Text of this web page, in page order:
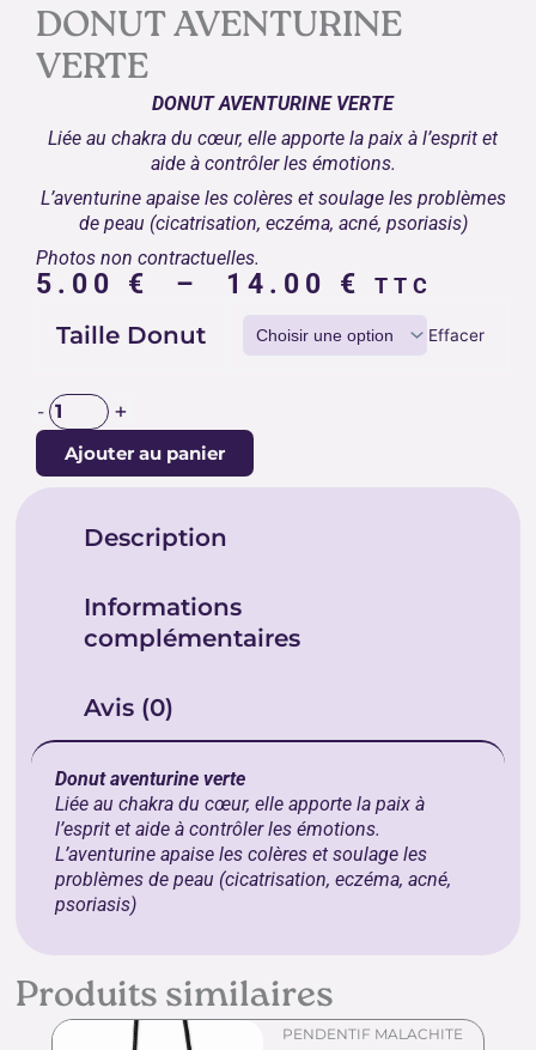
DONUT AVENTURINE
VERTE
DONUT AVENTURINE VERTE
Liée au chakra du cœur, elle apporte la paix à l’esprit et
aide à contrôler les émotions.
L’aventurine apaise les colères et soulage les problèmes
de peau (cicatrisation, eczéma, acné, psoriasis)
Photos non contractuelles.
5.00 € – 14.00 € Plage
de
prix :
TTC
Taille Donut Effacer
-
AVENTURINE
VERTE
+
Ajouter au panier
Description
Informations
complémentaires
Avis (0)
Donut aventurine verte
Liée au chakra du cœur, elle apporte la paix à
l’esprit et aide à contrôler les émotions.
L’aventurine apaise les colères et soulage les
problèmes de peau (cicatrisation, eczéma, acné,
psoriasis)
Produits similaires
PENDENTIF MALACHITE